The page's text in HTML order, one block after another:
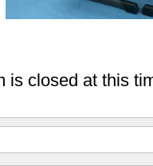
is closed at this